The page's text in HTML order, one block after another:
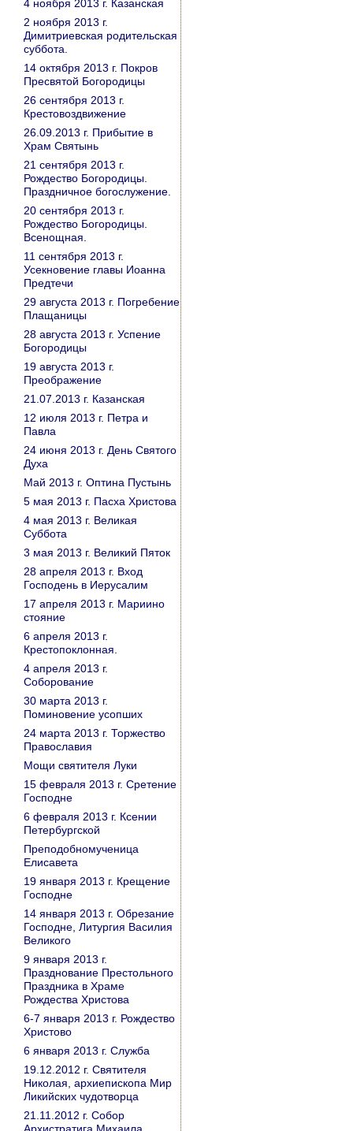
4 ноября 2013 г. Казанская
2 ноября 2013 г.
Димитриевская родительская
суббота.
14 октября 2013 г. Покров
Пресвятой Богородицы
26 сентября 2013 г.
Крестовоздвижение
26.09.2013 г. Прибытие в
Храм Святынь
21 сентября 2013 г.
Рождество Богородицы.
Праздничное богослужение.
20 сентября 2013 г.
Рождество Богородицы.
Всенощная.
11 сентября 2013 г.
Усекновение главы Иоанна
Предтечи
29 августа 2013 г. Погребение
Плащаницы
28 августа 2013 г. Успение
Богородицы
19 августа 2013 г.
Преображение
21.07.2013 г. Казанская
12 июля 2013 г. Петра и
Павла
24 июня 2013 г. День Святого
Духа
Май 2013 г. Оптина Пустынь
5 мая 2013 г. Пасха Христова
4 мая 2013 г. Великая
Суббота
3 мая 2013 г. Великий Пяток
28 апреля 2013 г. Вход
Господень в Иерусалим
17 апреля 2013 г. Мариино
стояние
6 апреля 2013 г.
Крестопоклонная.
4 апреля 2013 г.
Соборование
30 марта 2013 г.
Поминовение усопших
24 марта 2013 г. Торжество
Православия
Мощи святителя Луки
15 февраля 2013 г. Сретение
Господне
6 февраля 2013 г. Ксении
Петербургской
Преподобномученица
Елисавета
19 января 2013 г. Крещение
Господне
14 января 2013 г. Обрезание
Господне, Литургия Василия
Великого
9 января 2013 г.
Празднование Престольного
Праздника в Храме
Рождества Христова
6-7 января 2013 г. Рождество
Христово
6 января 2013 г. Служба
19.12.2012 г. Святителя
Николая, архиепископа Мир
Ликийских чудотворца
21.11.2012 г. Собор